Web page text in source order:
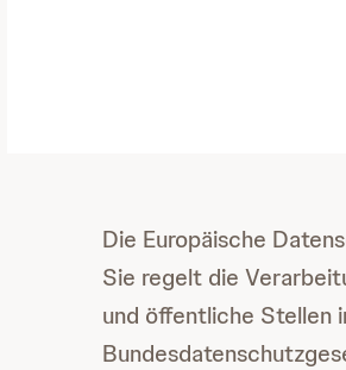
Die Europäische
Sie regelt die
und öffentliche Stellen